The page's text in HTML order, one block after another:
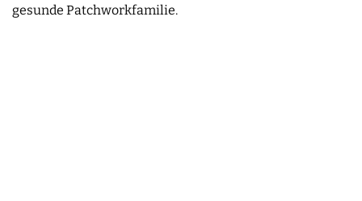
gesunde Patchworkfamilie.